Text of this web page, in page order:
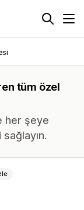
tüm özel
her şeye